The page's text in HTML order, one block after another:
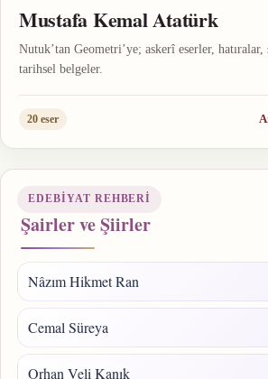
Mustafa Kemal Atatürk
Nutuk’tan Geometri’ye; askerî eserler,
tarihsel belgeler.
20 eser
EDEBIYAT REHBERI
Şairler ve Şiirler
Nâzım Hikmet Ran
Cemal Süreya
Orhan Veli Kanık